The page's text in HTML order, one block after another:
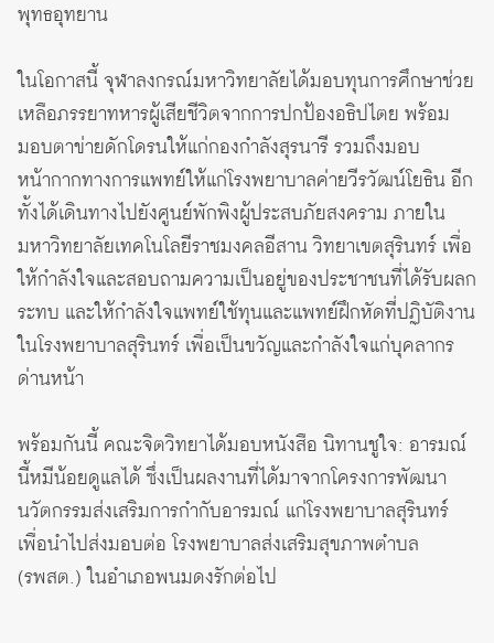
พุทธอุทยาน
ในโอกาสนี้ จุฬาลงกรณ์มหาวิทยาลัยได้มอบทุนการศึกษาช่วย
เหลือภรรยาทหารผู้เสียชีวิตจากการปกป้องอธิปไตย พร้อม
มอบตาข่ายดักโดรนให้แก่กองกำลังสุรนารี รวมถึงมอบ
หน้ากากทางการแพทย์ให้แก่โรงพยาบาลค่ายวีรวัฒน์โยธิน อีก
ทั้งได้เดินทางไปยังศูนย์พักพิงผู้ประสบภัยสงคราม ภายใน
มหาวิทยาลัยเทคโนโลยีราชมงคลอีสาน วิทยาเขตสุรินทร์ เพื่อ
ให้กำลังใจและสอบถามความเป็นอยู่ของประชาชนที่ได้รับผลก
ระทบ และให้กำลังใจแพทย์ใช้ทุนและแพทย์ฝึกหัดที่ปฏิบัติงาน
ในโรงพยาบาลสุรินทร์ เพื่อเป็นขวัญและกำลังใจแก่บุคลากร
ด่านหน้า
พร้อมกันนี้ คณะจิตวิทยาได้มอบหนังสือ นิทานชูใจ: อารมณ์
นี้หมีน้อยดูแลได้ ซึ่งเป็นผลงานที่ได้มาจากโครงการพัฒนา
นวัตกรรมส่งเสริมการกำกับอารมณ์ แก่โรงพยาบาลสุรินทร์
เพื่อนำไปส่งมอบต่อ โรงพยาบาลส่งเสริมสุขภาพตำบล
(รพสต.) ในอำเภอพนมดงรักต่อไป